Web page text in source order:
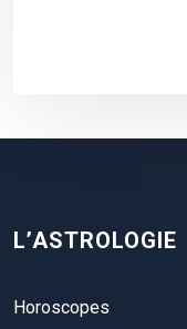
L’ASTROLOGIE
Horoscopes